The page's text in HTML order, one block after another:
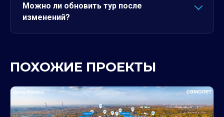
Можно ли обновить тур после
изменений?
ПОХОЖИЕ ПРОЕКТЫ